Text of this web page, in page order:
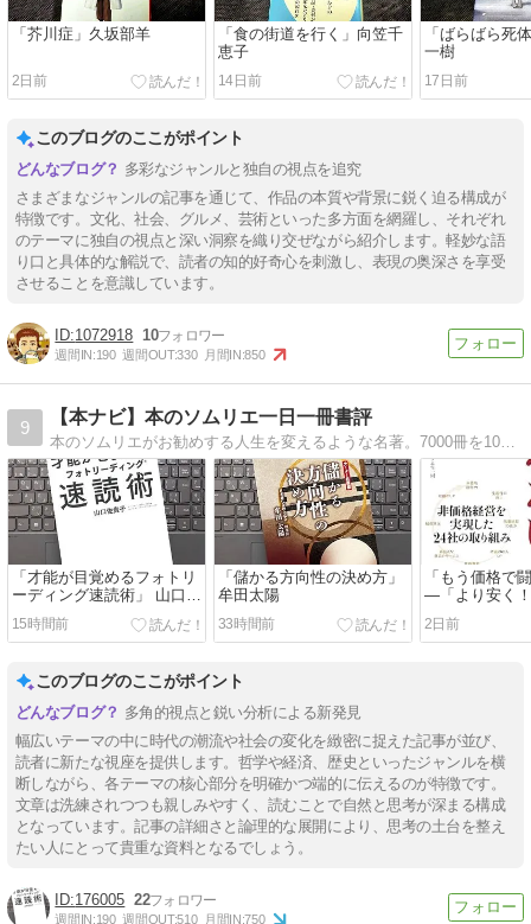
「芥川症」久坂部羊
2日前
「食の街道を行く」向笠千
恵子
14日前
「ばらばら死
一樹
17日前
このブログのここがポイント
多彩なジャンルと独自の視点を追究
さまざまなジャンルの記事を通じて、作品の本質や背景に鋭く迫る構成が
特徴です。文化、社会、グルメ、芸術といった多方面を網羅し、それぞれ
のテーマに独自の視点と深い洞察を織り交ぜながら紹介します。軽妙な語
り口と具体的な解説で、読者の知的好奇心を刺激し、表現の奥深さを享受
させることを意識しています。
1072918 10
週間IN:190 週間OUT:330 月間IN:850
9
【本ナビ】本のソムリエ一日一冊書評
本のソムリエがお勧めする人生を変えるような名著。7000冊を100点満点で評価。どんな本を読むか迷っている方、ぜひご訪問ください。
「才能が目覚めるフォトリ
ーディング速読術」 山口
佐貴子
15時間前
「儲かる方向性の決め方」
牟田太陽
33時間前
「もう価格で
―「より安く
せにしない」
2日前
このブログのここがポイント
多角的視点と鋭い分析による新発見
幅広いテーマの中に時代の潮流や社会の変化を緻密に捉えた記事が並び、
読者に新たな視座を提供します。哲学や経済、歴史といったジャンルを横
断しながら、各テーマの核心部分を明確かつ端的に伝えるのが特徴です。
文章は洗練されつつも親しみやすく、読むことで自然と思考が深まる構成
となっています。記事の詳細さと論理的な展開により、思考の土台を整え
たい人にとって貴重な資料となるでしょう。
176005 22
週間IN:190 週間OUT:510 月間IN:750